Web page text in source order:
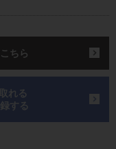
ちら
れる
する